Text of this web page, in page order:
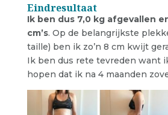
Eindresultaat
Ik ben dus 7,0 kg afgevallen
cm’s. Op de belangrijkste
taille) ben ik zo’n 8 cm kwijt
Ik ben dus rete tevreden want
hopen dat ik na 4 maanden